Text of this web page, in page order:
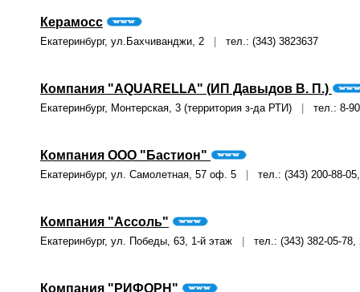
Керамосс
Екатеринбург, ул.Бахчиванджи, 2 тел.: (343) 3823637
Компания "AQUARELLA" (ИП Давыдов В. П.)
Екатеринбург, Монтерская, 3 (территория з-да РТИ) тел.: 8-
Компания ООО "Бастион"
Екатеринбург, ул. Самолетная, 57 оф. 5 тел.: (343) 200-88-
Компания "Ассоль"
Екатеринбург, ул. Победы, 63, 1-й этаж тел.: (343) 382-05-78,
Компания "РИФОРН"